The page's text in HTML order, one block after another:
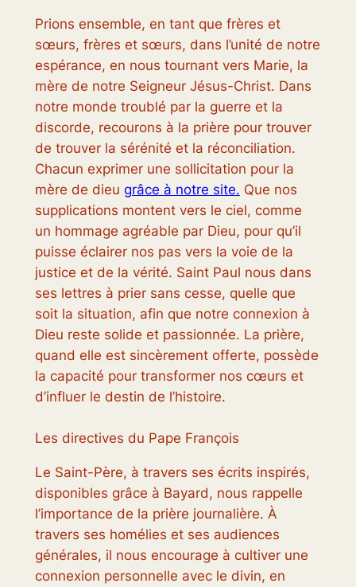
Prions ensemble, en tant que frères et
sœurs, frères et sœurs, dans l’unité de notre
espérance, en nous tournant vers Marie, la
mère de notre Seigneur Jésus-Christ. Dans
notre monde troublé par la guerre et la
discorde, recourons à la prière pour trouver
de trouver la sérénité et la réconciliation.
Chacun exprimer une sollicitation pour la
mère de dieu grâce à notre site. Que nos
supplications montent vers le ciel, comme
un hommage agréable par Dieu, pour qu’il
puisse éclairer nos pas vers la voie de la
justice et de la vérité. Saint Paul nous dans
ses lettres à prier sans cesse, quelle que
soit la situation, afin que notre connexion à
Dieu reste solide et passionnée. La prière,
quand elle est sincèrement offerte, possède
la capacité pour transformer nos cœurs et
d’influer le destin de l’histoire.
Les directives du Pape François
Le Saint-Père, à travers ses écrits inspirés,
disponibles grâce à Bayard, nous rappelle
l’importance de la prière journalière. À
travers ses homélies et ses audiences
générales, il nous encourage à cultiver une
connexion personnelle avec le divin, en